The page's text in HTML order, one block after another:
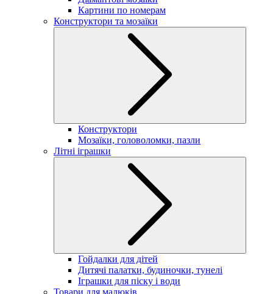
Картини по номерам
Конструктори та мозаїки
Конструктори
Мозаїки, головоломки, пазли
Літні іграшки
Гойдалки для дітей
Дитячі палатки, будиночки, тунелі
Іграшки для піску і води
Товари для малюків